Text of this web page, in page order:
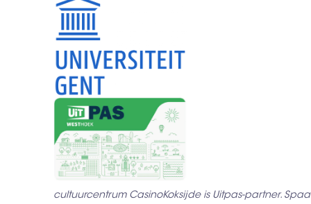
cultuurcentrum CasinoKoksijde is Uitpas-partner.